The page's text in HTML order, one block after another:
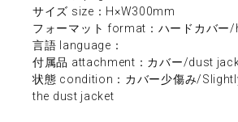
サイズ size：H×W300mm
フォーマット format：ハードカバー
言語 language：
付属品 attachment：カバー/dust
状態 condition：カバー少傷み/
the dust jacket